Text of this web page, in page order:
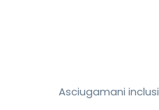
Asciugamani inclusi